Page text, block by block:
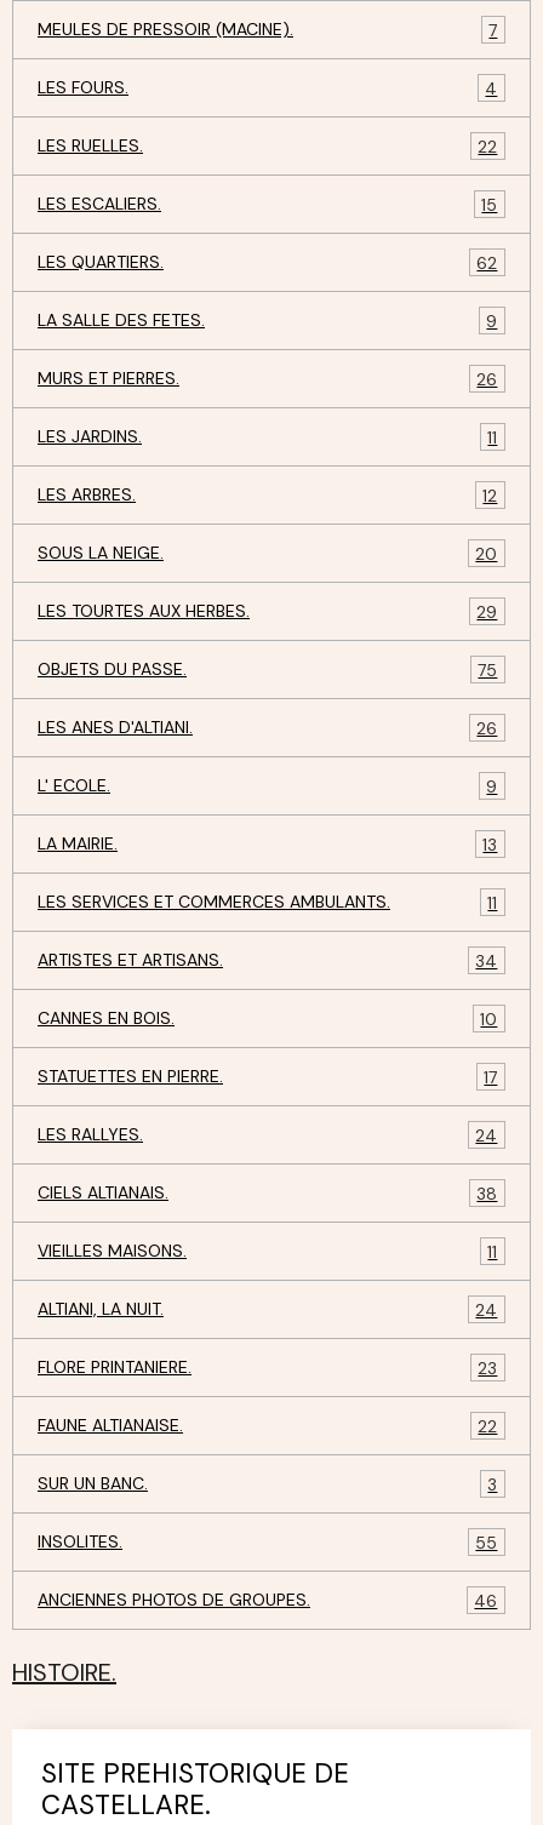
MEULES DE PRESSOIR (MACINE). 7
LES FOURS. 4
LES RUELLES. 22
LES ESCALIERS. 15
LES QUARTIERS. 62
LA SALLE DES FETES. 9
MURS ET PIERRES. 26
LES JARDINS. 11
LES ARBRES. 12
SOUS LA NEIGE. 20
LES TOURTES AUX HERBES. 29
OBJETS DU PASSE. 75
LES ANES D'ALTIANI. 26
L' ECOLE. 9
LA MAIRIE. 13
LES SERVICES ET COMMERCES AMBULANTS. 11
ARTISTES ET ARTISANS. 34
CANNES EN BOIS. 10
STATUETTES EN PIERRE. 17
LES RALLYES. 24
CIELS ALTIANAIS. 38
VIEILLES MAISONS. 11
ALTIANI, LA NUIT. 24
FLORE PRINTANIERE. 23
FAUNE ALTIANAISE. 22
SUR UN BANC. 3
INSOLITES. 55
ANCIENNES PHOTOS DE GROUPES. 46
HISTOIRE.
SITE PREHISTORIQUE DE
CASTELLARE.